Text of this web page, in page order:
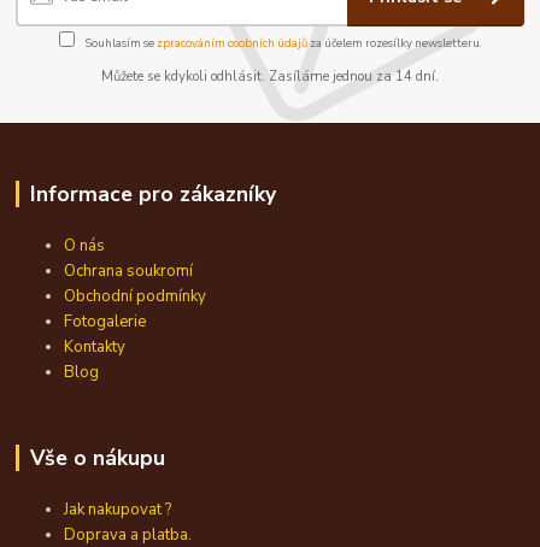
Souhlasím se zpracováním osobních údajůza účelem rozesílky newsletteru.
Můžete se kdykoli odhlásit. Zasíláme jednou za 14 dní.
Informace pro zákazníky
O nás
Ochrana soukromí
Obchodní podmínky
Fotogalerie
Kontakty
Blog
Vše o nákupu
Jak nakupovat ?
Doprava a platba.